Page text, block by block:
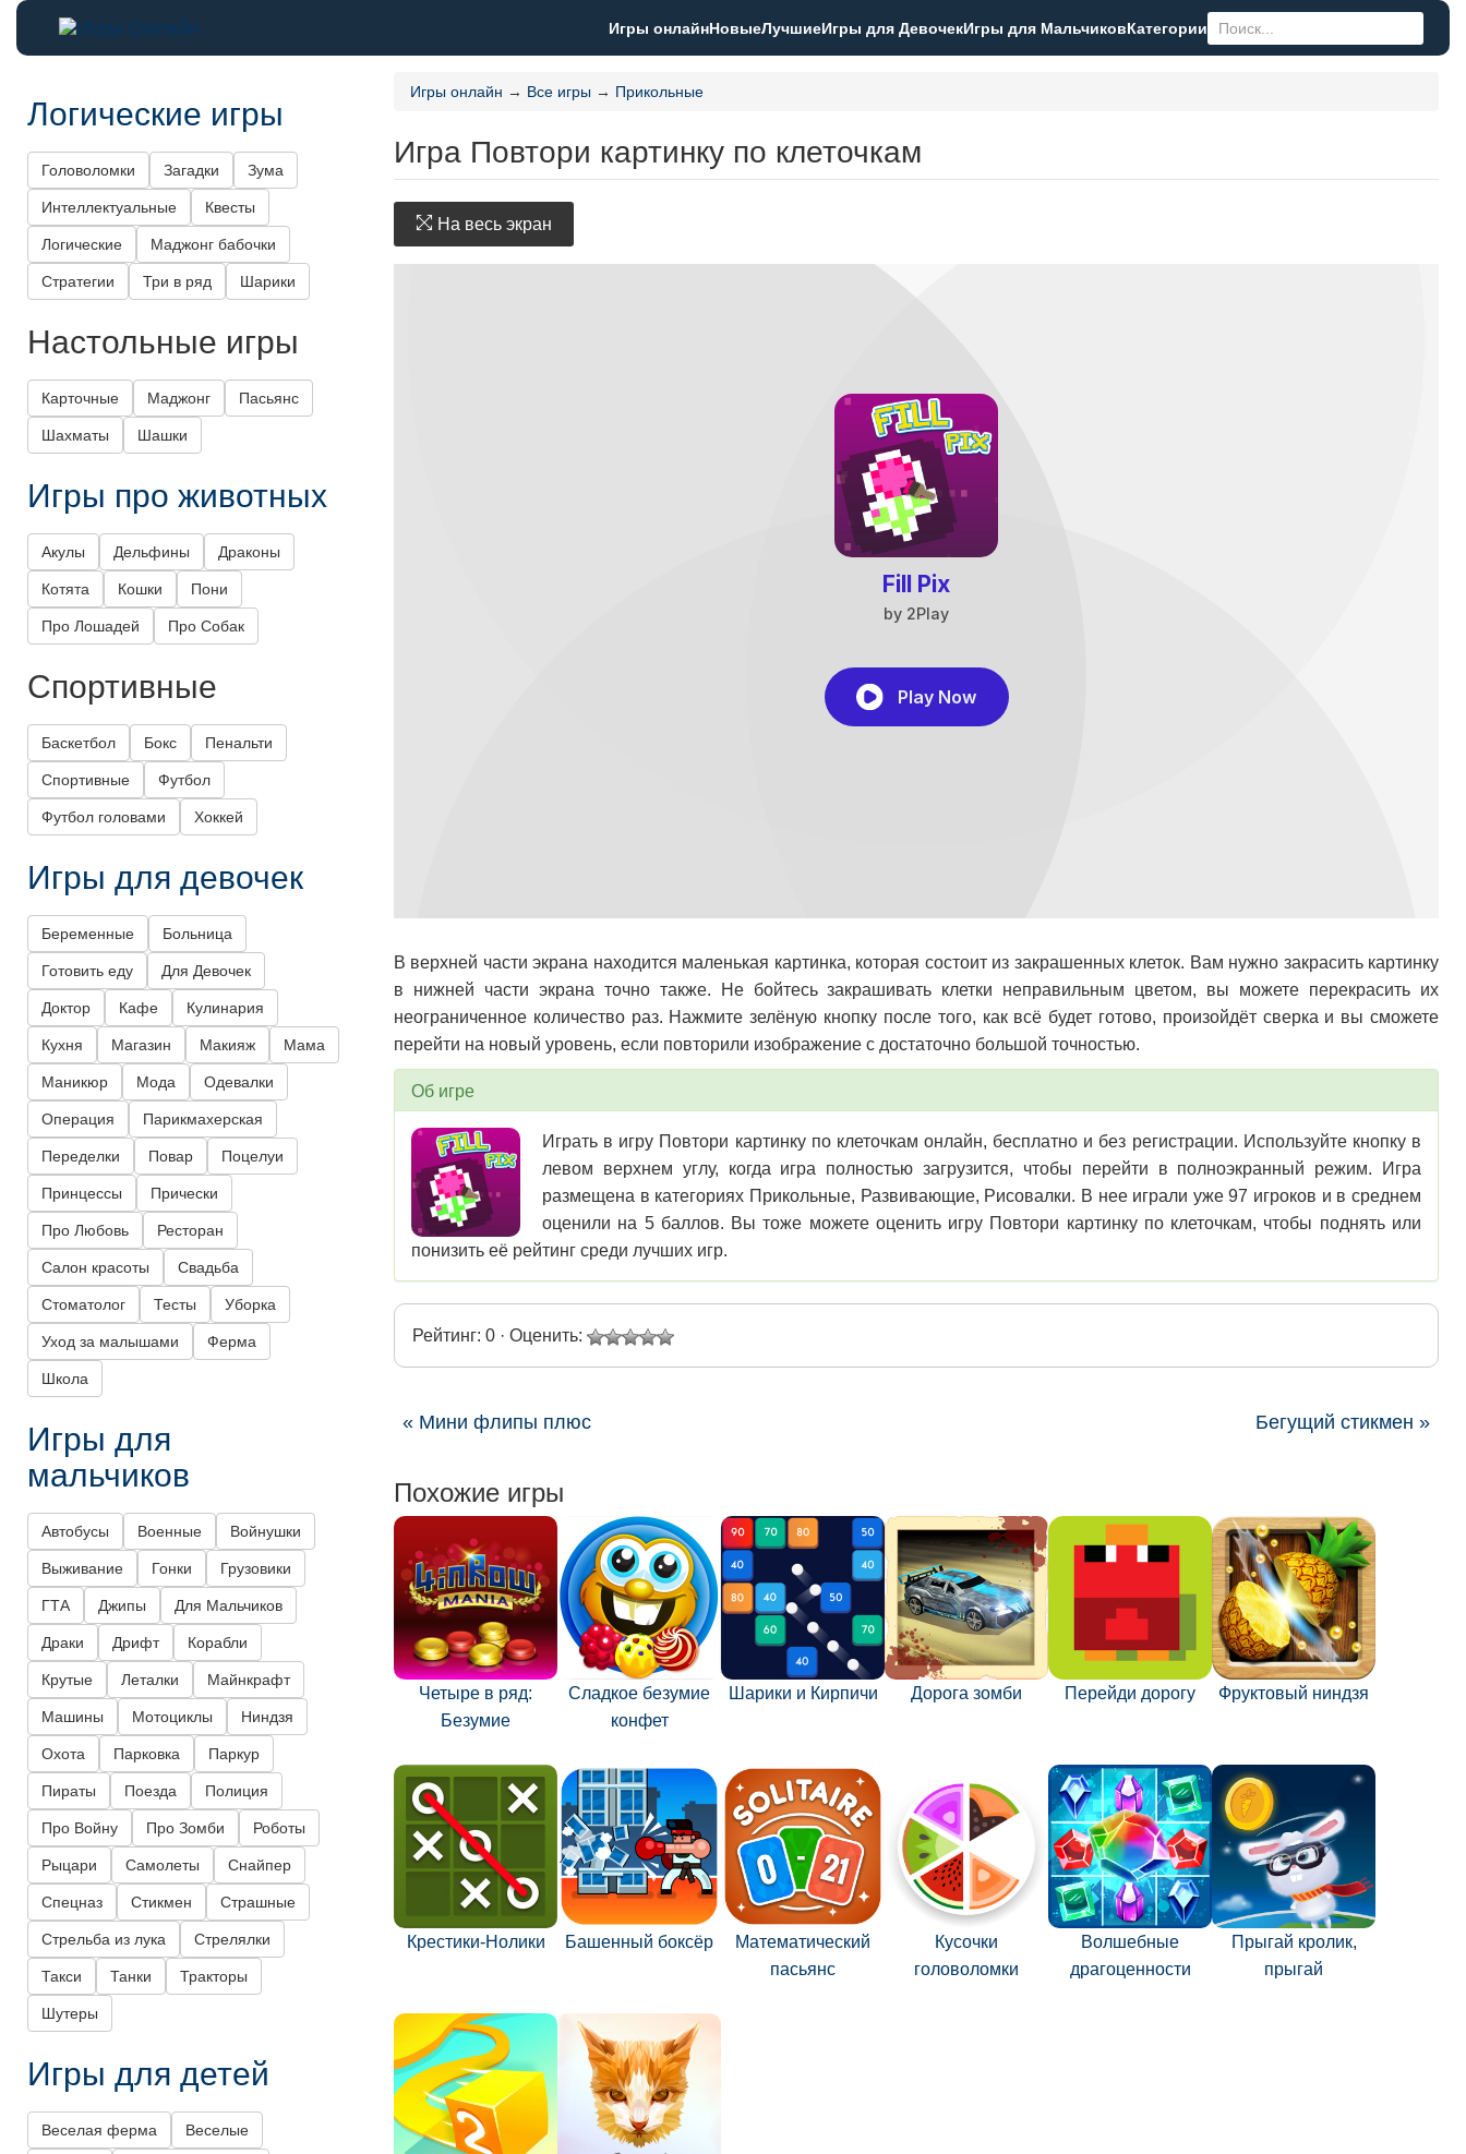
Игры онлайнНовыеЛучшиеИгры для ДевочекИгры для МальчиковКатегории
Игры онлайн → Все игры → Прикольные
Игра Повтори картинку по клеточкам
На весь экран
В верхней части экрана находится маленькая картинка, которая состоит из закрашенных клеток. Вам нужно закрасить картинку
в нижней части экрана точно также. Не бойтесь закрашивать клетки неправильным цветом, вы можете перекрасить их
неограниченное количество раз. Нажмите зелёную кнопку после того, как всё будет готово, произойдёт сверка и вы сможете
перейти на новый уровень, если повторили изображение с достаточно большой точностью.
Об игре
Играть в игру Повтори картинку по клеточкам онлайн, бесплатно и без регистрации. Используйте кнопку в
левом верхнем углу, когда игра полностью загрузится, чтобы перейти в полноэкранный режим. Игра
размещена в категориях Прикольные, Развивающие, Рисовалки. В нее играли уже 97 игроков и в среднем
оценили на 5 баллов. Вы тоже можете оценить игру Повтори картинку по клеточкам, чтобы поднять или
понизить её рейтинг среди лучших игр.
Рейтинг: 0 · Оценить:
« Мини флипы плюс Бегущий стикмен »
Похожие игры
Четыре в ряд:
Безумие
Сладкое безумие
конфет
Шарики и Кирпичи Дорога зомби Перейди дорогу Фруктовый ниндзя
Крестики-Нолики Башенный боксёр
Математический
пасьянс
Кусочки
головоломки
Волшебные
драгоценности
Прыгай кролик,
прыгай
Логические игры
Головоломки Загадки Зума
Интеллектуальные Квесты
Логические Маджонг бабочки
Стратегии Три в ряд Шарики
Настольные игры
Карточные Маджонг Пасьянс
Шахматы Шашки
Игры про животных
Акулы Дельфины Драконы
Котята Кошки Пони
Про Лошадей Про Собак
Спортивные
Баскетбол Бокс Пенальти
Спортивные Футбол
Футбол головами Хоккей
Игры для девочек
Беременные Больница
Готовить еду Для Девочек
Доктор Кафе Кулинария
Кухня Магазин Макияж Мама
Маникюр Мода Одевалки
Операция Парикмахерская
Переделки Повар Поцелуи
Принцессы Прически
Про Любовь Ресторан
Салон красоты Свадьба
Стоматолог Тесты Уборка
Уход за малышами Ферма
Школа
Игры для
мальчиков
Автобусы Военные Войнушки
Выживание Гонки Грузовики
ГТА Джипы Для Мальчиков
Драки Дрифт Корабли
Крутые Леталки Майнкрафт
Машины Мотоциклы Ниндзя
Охота Парковка Паркур
Пираты Поезда Полиция
Про Войну Про Зомби Роботы
Рыцари Самолеты Снайпер
Спецназ Стикмен Страшные
Стрельба из лука Стрелялки
Такси Танки Тракторы
Шутеры
Игры для детей
Веселая ферма Веселые